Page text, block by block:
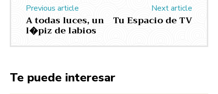
Previous article
A todas luces, un
l�piz de labios
Next article
Tu Espacio de TV
Te puede interesar